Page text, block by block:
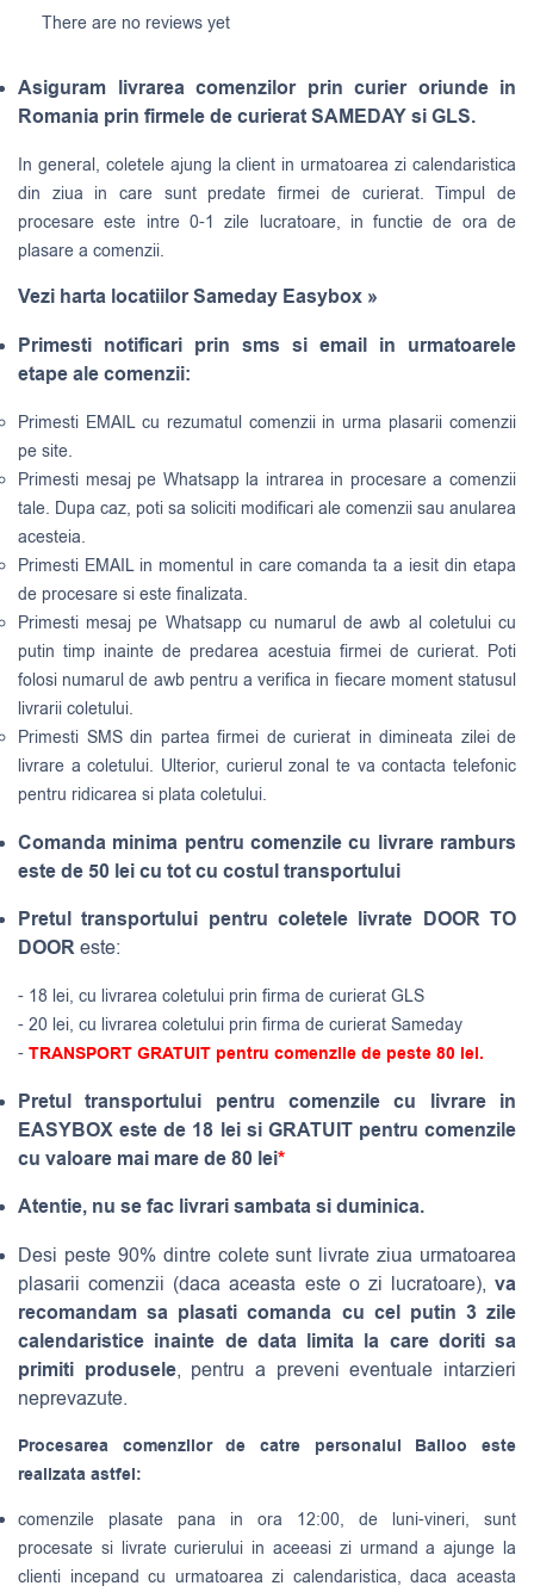
There are no reviews yet
Asiguram livrarea comenzilor prin curier oriunde in
Romania prin firmele de curierat SAMEDAY si GLS.
In general, coletele ajung la client in urmatoarea zi calendaristica
din ziua in care sunt predate firmei de curierat. Timpul de
procesare este intre 0-1 zile lucratoare, in functie de ora de
plasare a comenzii.
Vezi harta locatiilor Sameday Easybox »
Primesti notificari prin sms si email in urmatoarele
etape ale comenzii:
Primesti EMAIL cu rezumatul comenzii in urma plasarii comenzii
pe site.
Primesti mesaj pe Whatsapp la intrarea in procesare a comenzii
tale. Dupa caz, poti sa soliciti modificari ale comenzii sau anularea
acesteia.
Primesti EMAIL in momentul in care comanda ta a iesit din etapa
de procesare si este finalizata.
Primesti mesaj pe Whatsapp cu numarul de awb al coletului cu
putin timp inainte de predarea acestuia firmei de curierat. Poti
folosi numarul de awb pentru a verifica in fiecare moment statusul
livrarii coletului.
Primesti SMS din partea firmei de curierat in dimineata zilei de
livrare a coletului. Ulterior, curierul zonal te va contacta telefonic
pentru ridicarea si plata coletului.
Comanda minima pentru comenzile cu livrare ramburs
este de 50 lei cu tot cu costul transportului
Pretul transportului pentru coletele livrate DOOR TO
DOOReste:
- 18 lei, cu livrarea coletului prin firma de curierat GLS
- 20 lei, cu livrarea coletului prin firma de curierat Sameday
- TRANSPORT GRATUIT pentru comenzile de peste 80 lei.
Pretul transportului pentru comenzile cu livrare in
EASYBOX este de 18 lei si GRATUIT pentru comenzile
cu valoare mai mare de 80 lei*
Atentie, nu se fac livrari sambata si duminica.
Desi peste 90% dintre colete sunt livrate ziua urmatoarea
plasarii comenzii (daca aceasta este o zi lucratoare), va
recomandam sa plasati comanda cu cel putin 3 zile
calendaristice inainte de data limita la care doriti sa
primiti produsele, pentru a preveni eventuale intarzieri
neprevazute.
Procesarea comenzilor de catre personalul Balloo este
realizata astfel:
comenzile plasate pana in ora 12:00, de luni-vineri, sunt
procesate si livrate curierului in aceeasi zi urmand a ajunge la
clienti incepand cu urmatoarea zi calendaristica, daca aceasta